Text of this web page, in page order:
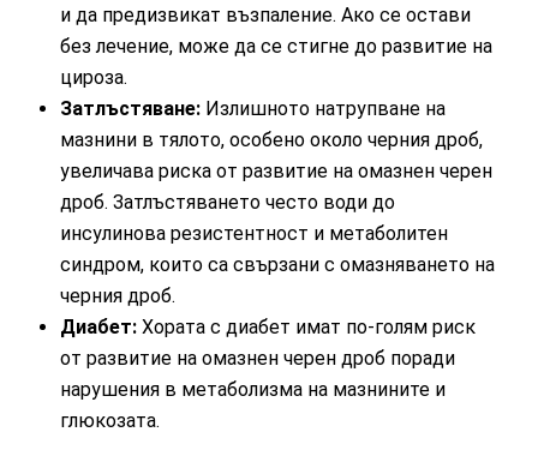
и да предизвикат възпаление. Ако се остави
без лечение, може да се стигне до развитие на
цироза.
Затлъстяване: Излишното натрупване на
мазнини в тялото, особено около черния дроб,
увеличава риска от развитие на омазнен черен
дроб. Затлъстяването често води до
инсулинова резистентност и метаболитен
синдром, които са свързани с омазняването на
черния дроб.
Диабет: Хората с диабет имат по-голям риск
от развитие на омазнен черен дроб поради
нарушения в метаболизма на мазнините и
глюкозата.